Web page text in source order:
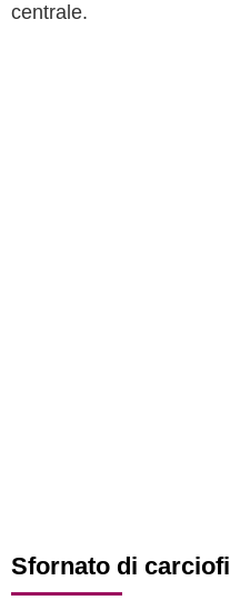
centrale.
Sfornato di